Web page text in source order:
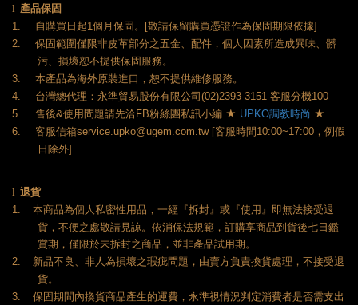
l 產品保固
1. 自購買日起1個月保固。 [敬請保留購買憑證作為保固期限依據]
2.
保固範圍僅限非皮革部分之五金、配件，個人因素所造成異味、髒
污、損壞恕不提供保固服務。
3. 本產品為海外原裝進口，恕不提供維修服務。
4. 台灣總代理：永準貿易股份有限公司(02)2393-3151 客服分機100
5.
售後&使用問題請先洽FB粉絲團私訊小編 ★ UPKO調教時尚 ★
6. 客服信箱service.upko@ugem.com.tw [客服時間10:00~17:00 ，例假
日除外]
l 退貨
1.
本商品為個人私密性用品，一經『拆封』或『使用』即無法接受退
貨，不便之處敬請見諒。依消保法規範，訂購享商品到貨後七日鑑
賞期，僅限於未拆封之商品，並非產品試用期。
2.
新品不良、非人為損壞之瑕疵問題，由賣方負責換貨處理，不接受退
貨。
3.
保固期間內換貨商品產生的運費，永準視情況判定消費者是否需支出